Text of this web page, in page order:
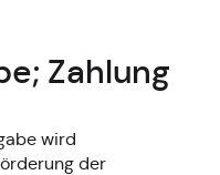
Zahlung
wird
der